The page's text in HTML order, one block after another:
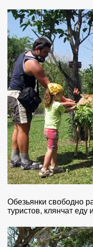
Обезьянки свободно
туристов, клянчат еду